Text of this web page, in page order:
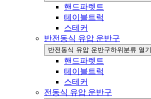
핸드파렛트
테이블트럭
스테커
반전동식 유압 운반구
반전동식 유압 운반구하위분류 열기
핸드파렛트
테이블트럭
스테커
전동식 유압 운반구